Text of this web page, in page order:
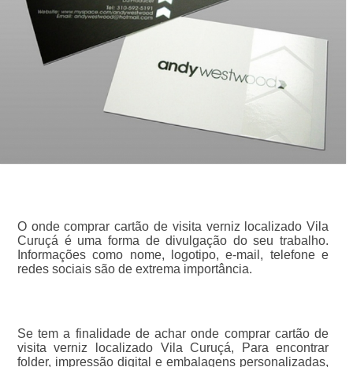
O onde comprar cartão de visita verniz localizado Vila
Curuçá é uma forma de divulgação do seu trabalho.
Informações como nome, logotipo, e-mail, telefone e
redes sociais são de extrema importância.
Se tem a finalidade de achar onde comprar cartão de
visita verniz localizado Vila Curuçá, Para encontrar
folder, impressão digital e embalagens personalizadas,